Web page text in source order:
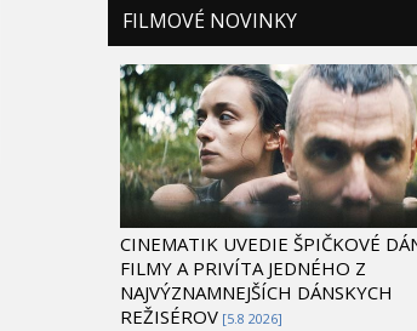
FILMOVÉ NOVINKY
CINEMATIK UVEDIE ŠPIČKOVÉ
FILMY A PRIVÍTA JEDNÉHO Z
NAJVÝZNAMNEJŠÍCH DÁNSKYCH
REŽISÉROV [5.8 2026]